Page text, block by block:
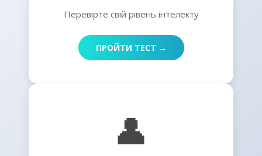
Перевірте свій рівень інтелекту
ПРОЙТИ ТЕСТ →
👤